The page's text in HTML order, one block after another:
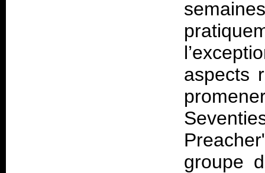
aspects
groupe